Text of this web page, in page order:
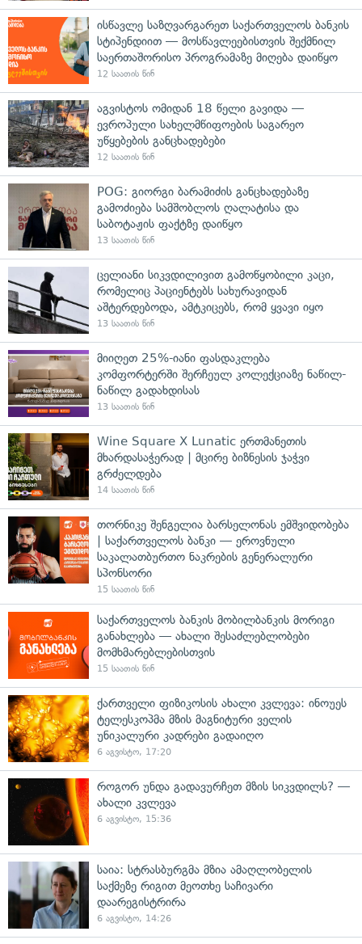
ისწავლე საზღვარგარეთ საქართველოს ბანკის
სტიპენდიით — მოსწავლეებისთვის შექმნილ
საერთაშორისო პროგრამაზე მიღება დაიწყო
12 საათის წინ
აგვისტოს ომიდან 18 წელი გავიდა —
ევროპული სახელმწიფოების საგარეო
უწყებების განცხადებები
12 საათის წინ
POG: გიორგი ბარამიძის განცხადებაზე
გამოძიება სამშობლოს ღალატისა და
საბოტაჟის ფაქტზე დაიწყო
13 საათის წინ
ცელიანი სიკვდილივით გამოწყობილი კაცი,
რომელიც პაციენტებს სახურავიდან
აშტერდებოდა, ამტკიცებს, რომ ყვავი იყო
13 საათის წინ
მიიღეთ 25%-იანი ფასდაკლება
კომფორტერში შერჩეულ კოლექციაზე ნაწილ-
ნაწილ გადახდისას
13 საათის წინ
Wine Square X Lunatic ერთმანეთის
მხარდასაჭერად | მცირე ბიზნესის ჯაჭვი
გრძელდება
14 საათის წინ
თორნიკე შენგელია ბარსელონას ემშვიდობება
| საქართველოს ბანკი — ეროვნული
საკალათბურთო ნაკრების გენერალური
სპონსორი
15 საათის წინ
საქართველოს ბანკის მობილბანკის მორიგი
განახლება — ახალი შესაძლებლობები
მომხმარებლებისთვის
15 საათის წინ
ქართველი ფიზიკოსის ახალი კვლევა: ინოუეს
ტელესკოპმა მზის მაგნიტური ველის
უნიკალური კადრები გადაიღო
6 აგვისტო, 17:20
როგორ უნდა გადავურჩეთ მზის სიკვდილს? —
ახალი კვლევა
6 აგვისტო, 15:36
საია: სტრასბურგმა მზია ამაღლობელის
საქმეზე რიგით მეოთხე საჩივარი
დაარეგისტრირა
6 აგვისტო, 14:26